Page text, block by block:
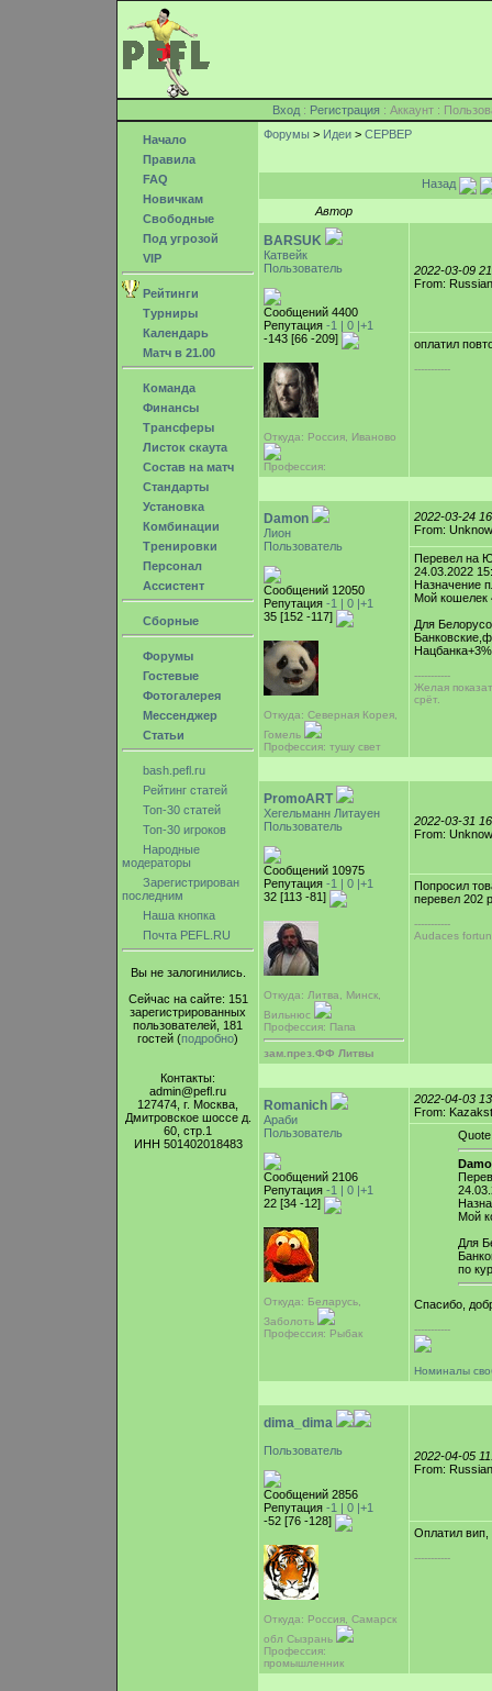
Вход : Регистрация : Аккаунт :
Начало
Правила
FAQ
Новичкам
Свободные
Под угрозой
VIP
Рейтинги
Турниры
Календарь
Матч в 21.00
Команда
Финансы
Трансферы
Листок скаута
Состав на матч
Стандарты
Установка
Комбинации
Тренировки
Персонал
Ассистент
Сборные
Форумы
Гостевые
Фотогалерея
Мессенджер
Статьи
bash.pefl.ru
Рейтинг статей
Топ-30 статей
Топ-30 игроков
Народные
модераторы
Зарегистрирован
последним
Наша кнопка
Почта PEFL.RU
Вы не залогинились.
Сейчас на сайте: 151
зарегистрированных
пользователей, 181
гостей (подробно)
Контакты:
admin@pefl.ru
127474, г. Москва,
Дмитровское шоссе д.
60, стр.1
ИНН 501402018483
Форумы > Идеи > СЕРВЕР
Назад
Автор
BARSUK
Катвейк
Пользователь
Сообщений 4400
Репутация -1 | 0 |+1
-143 [66 -209]
Откуда: Россия, Иваново
Профессия:
2022-03-09
From:
оплатил
-----------
Damon
Лион
Пользователь
Сообщений 12050
Репутация -1 | 0 |+1
35 [152 -117]
Откуда: Северная Корея,
Гомель
Профессия: тушу свет
2022-03-24
From:
Перевел на
24.03.2022
Назначение
Мой кошелек
Для
Нацбанка+3%
-----------
Желая
срёт.
PromoART
Хегельманн Литауен
Пользователь
Сообщений 10975
Репутация -1 | 0 |+1
32 [113 -81]
Откуда: Литва, Минск,
Вильнюс
Профессия: Папа
зам.през.ФФ Литвы
2022-03-31
From:
Попросил
перевел 202
-----------
Audaces
Romanich
Араби
Пользователь
Сообщений 2106
Репутация -1 | 0 |+1
22 [34 -12]
Откуда: Беларусь,
Заболоть
Профессия: Рыбак
2022-04-03
From:
Quote
Мой
Для
по
Спасибо,
-----------
Номиналы
dima_dima
Пользователь
Сообщений 2856
Репутация -1 | 0 |+1
-52 [76 -128]
Откуда: Россия, Самарск
обл Сызрань
Профессия:
промышленник
2022-04-05
From:
Оплатил вип,
-----------